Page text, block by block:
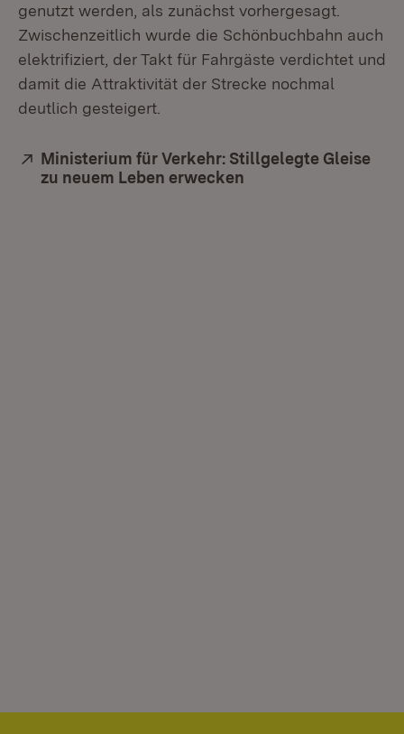
genutzt werden, als zunächst vorhergesagt.
Zwischenzeitlich wurde die Schönbuchbahn auch
elektrifiziert, der Takt für Fahrgäste verdichtet und
damit die Attraktivität der Strecke nochmal
deutlich gesteigert.
Extern:
Ministerium für Verkehr: Stillgelegte Gleise
zu neuem Leben erwecken